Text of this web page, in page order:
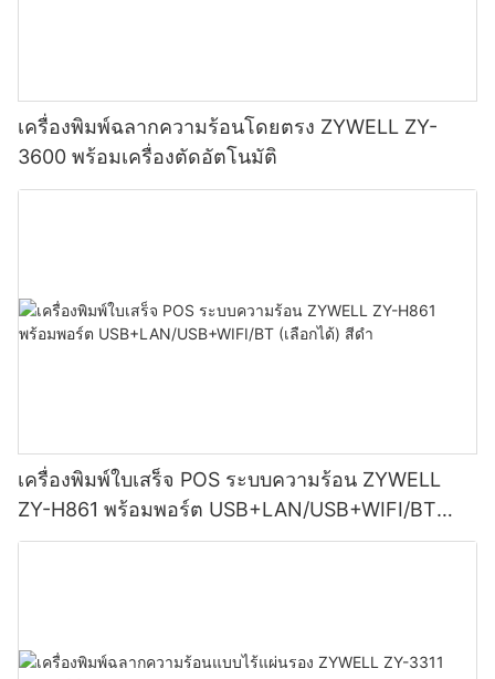
เครื่องพิมพ์ฉลากความร้อนโดยตรง ZYWELL ZY-
3600 พร้อมเครื่องตัดอัตโนมัติ
เครื่องพิมพ์ใบเสร็จ POS ระบบความร้อน ZYWELL
ZY-H861 พร้อมพอร์ต USB+LAN/USB+WIFI/BT
(เลือกได้) สีดำ